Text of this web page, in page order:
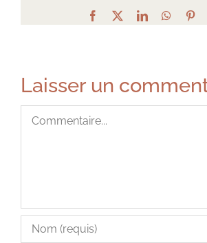
Facebook LinkedIn
Laisser un